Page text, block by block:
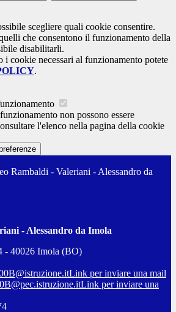
scegliere quali cookie consentire.
che consentono il funzionamento della
disabilitarli.
i cookie necessari al funzionamento potete
.
non possono essere
l'elenco nella pagina della cookie
Rambaldi - Valeriani - Alessandro da
- Alessandro da Imola
- 40026 Imola (BO)
Link per inviare una mail
Link per inviare una